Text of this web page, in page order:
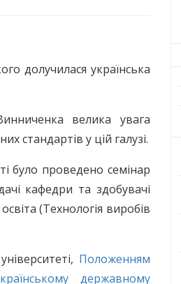
долучилася українська
велика увага
стандартів у цій галузі.
було проведено семінар
кафедри та здобувачі
(Технологія виробів
Положенням
державному